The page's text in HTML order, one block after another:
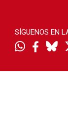
SÍGUENOS EN